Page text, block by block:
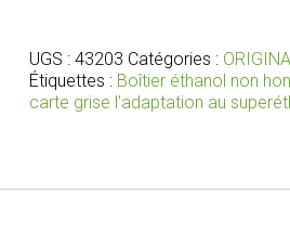
Starflex
avec
faisceau
pour
UGS : 43203 Catégories :
Étiquettes : Boîtier éthanol non
carte grise l'adaptation au